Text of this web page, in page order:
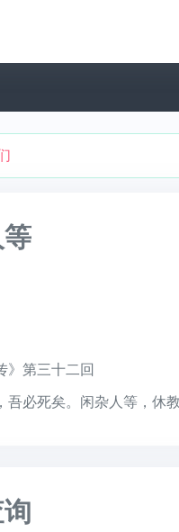
》第三十二回
必死矣。闲杂人等，休